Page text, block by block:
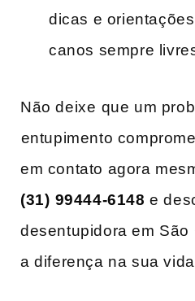
dicas ‍e
canos sempre
Não deixe⁣ que um
⁤entupimento
em contato agora
(31)⁤ 99444-6148 e
desentupidora ‌em
a diferença na sua